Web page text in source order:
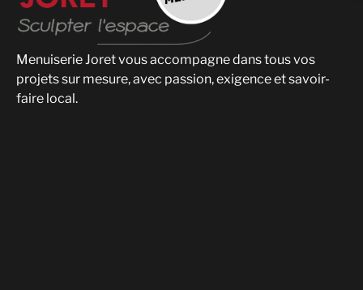
Menuiserie Joret vous accompagne dans tous vos
projets sur mesure, avec passion, exigence et savoir-
faire local.